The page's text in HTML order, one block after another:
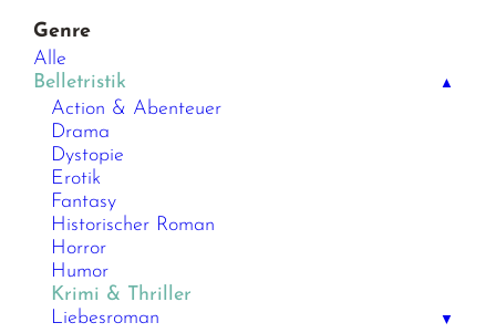
Genre
Alle
Belletristik
▲
Action & Abenteuer
Drama
Dystopie
Erotik
Fantasy
Historischer Roman
Horror
Humor
Krimi & Thriller
Liebesroman
▼